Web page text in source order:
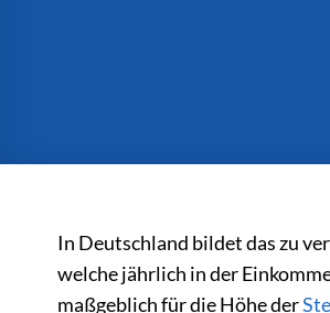
In Deutschland bildet das zu
welche jährlich in der
maßgeblich für die Höhe der